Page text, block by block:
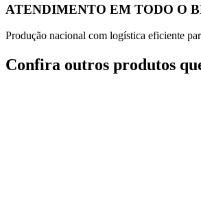
ATENDIMENTO EM TODO O
Produção nacional com logística eficiente
Confira outros produtos